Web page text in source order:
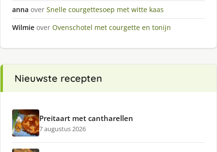
anna over Snelle courgettesoep met witte kaas
Wilmie over Ovenschotel met courgette en tonijn
Nieuwste recepten
Preitaart met cantharellen
7 augustus 2026